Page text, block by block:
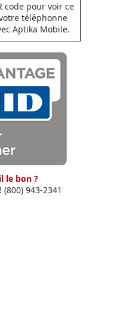
code pour voir ce
téléphonne
Aptika Mobile.
le bon ?
943-2341